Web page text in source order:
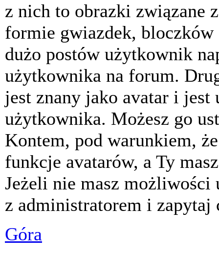
z nich to obrazki związane
formie gwiazdek,
dużo postów użytkownik
użytkownika na forum.
jest znany jako avatar i jest
użytkownika. Możesz go
Kontem, pod warunkiem,
funkcje avatarów, a Ty
Jeżeli nie masz możliwości
z administratorem i zapytaj
Góra